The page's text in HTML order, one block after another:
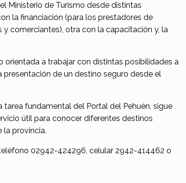
Ministerio de Turismo desde distintas
la financiación (para los prestadores de
comerciantes), otra con la capacitación y, la
orientada a trabajar con distintas posibilidades a
de un destino seguro desde el
fundamental del Portal del Pehuén, sigue
útil para conocer diferentes destinos
la provincia.
02942-424296, celular 2942-414462 o